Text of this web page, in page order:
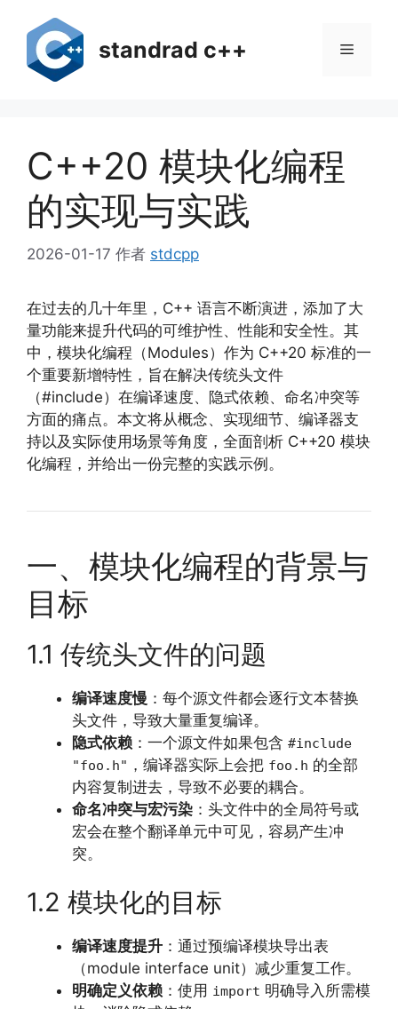
standrad c++ 菜
C++20 模块化编程
的实现与实践
2026-01-17 作者 stdcpp
在过去的几十年里，C++ 语言不断演进，添加了大
量功能来提升代码的可维护性、性能和安全性。其
中，模块化编程（Modules）作为 C++20 标准的一
个重要新增特性，旨在解决传统头文件
（#include）在编译速度、隐式依赖、命名冲突等
方面的痛点。本文将从概念、实现细节、编译器支
持以及实际使用场景等角度，全面剖析 C++20 模块
化编程，并给出一份完整的实践示例。
一、模块化编程的背景与
目标
1.1 传统头文件的问题
编译速度慢 ：每个源文件都会逐行文本替换
头文件，导致大量重复编译。
隐式依赖 ：一个源文件如果包含 #include
"foo.h" ，编译器实际上会把 foo.h 的全部
内容复制进去，导致不必要的耦合。
命名冲突与宏污染 ：头文件中的全局符号或
宏会在整个翻译单元中可见，容易产生冲
突。
1.2 模块化的目标
编译速度提升 ：通过预编译模块导出表
（module interface unit）减少重复工作。
明确定义依赖 ：使用 import 明确导入所需模